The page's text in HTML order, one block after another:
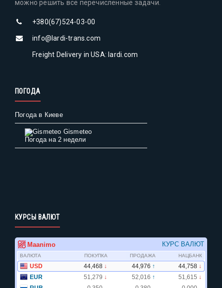
можно решить все перечисленные задачи.
+380(67)524-03-00
info@lardi-trans.com
Freight Delivery in USA: lardi.com
ПОГОДА
Погода в Киеве
Gismeteo
Погода на 2 недели
КУРСЫ ВАЛЮТ